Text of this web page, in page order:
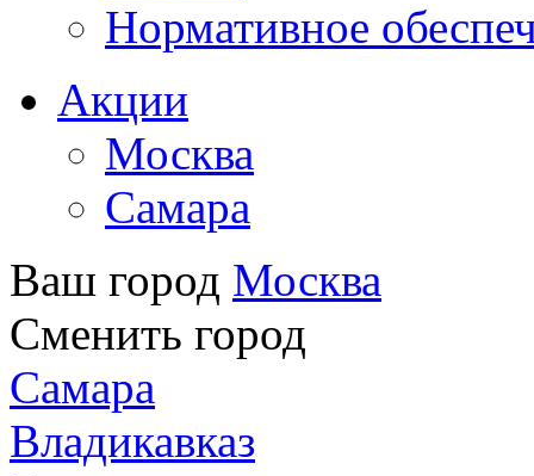
Нормативное
Акции
Москва
Самара
Ваш город Москва
Сменить город
Самара
Владикавказ